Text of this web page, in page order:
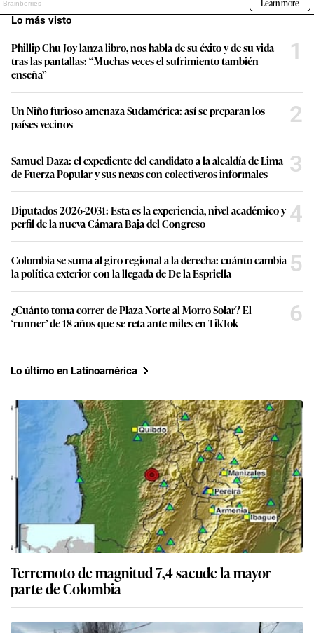
Lo más visto
Phillip Chu Joy lanza libro, nos habla de su éxito y de su vida
tras las pantallas: “Muchas veces el sufrimiento también
enseña”
1
Un Niño furioso amenaza Sudamérica: así se preparan los
países vecinos
2
Samuel Daza: el expediente del candidato a la alcaldía de Lima
de Fuerza Popular y sus nexos con colectiveros informales
3
Diputados 2026-2031: Esta es la experiencia, nivel académico y
perfil de la nueva Cámara Baja del Congreso
4
Colombia se suma al giro regional a la derecha: cuánto cambia
la política exterior con la llegada de De la Espriella
5
¿Cuánto toma correr de Plaza Norte al Morro Solar? El
‘runner’ de 18 años que se reta ante miles en TikTok
6
Lo último en Latinoamérica
Terremoto de magnitud 7,4 sacude la mayor
parte de Colombia